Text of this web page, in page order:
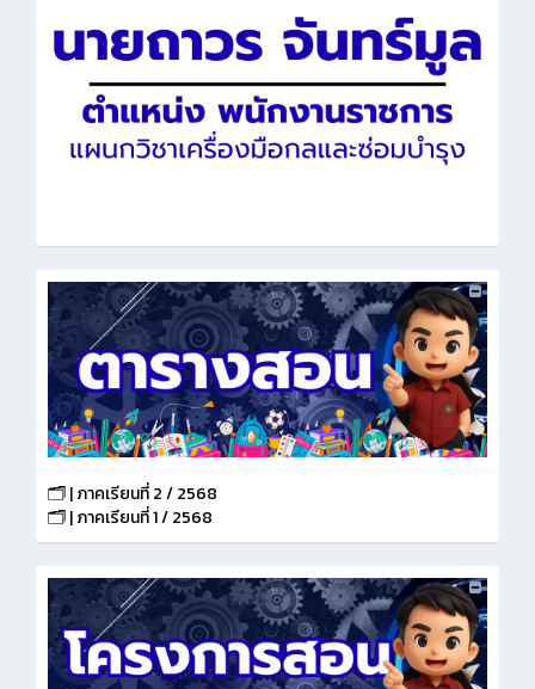
🗂️ | ภาคเรียนที่ 2 / 2568
🗂️ | ภาคเรียนที่ 1 / 2568